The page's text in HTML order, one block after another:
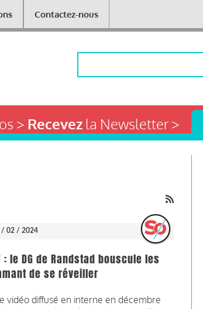
Contactez-nous
> Recevezla Newsletter >
/ 02 / 2024
le DG de Randstad bouscule les
de se réveiller
vidéo diffusé en interne en décembre